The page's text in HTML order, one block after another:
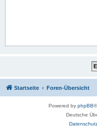
Startseite Foren-Übersicht
Powered by phpBB
Deutsche